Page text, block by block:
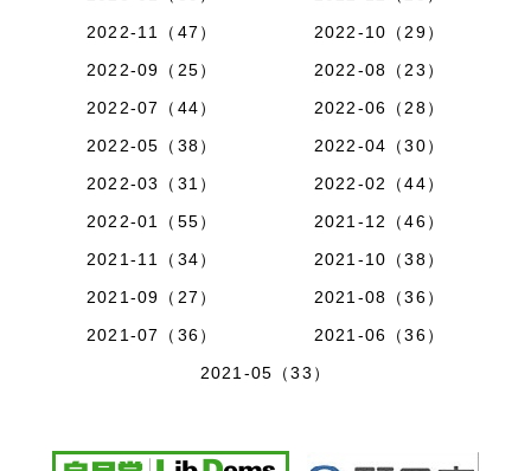
2022-11（47）
2022-10（29）
2022-09（25）
2022-08（23）
2022-07（44）
2022-06（28）
2022-05（38）
2022-04（30）
2022-03（31）
2022-02（44）
2022-01（55）
2021-12（46）
2021-11（34）
2021-10（38）
2021-09（27）
2021-08（36）
2021-07（36）
2021-06（36）
2021-05（33）